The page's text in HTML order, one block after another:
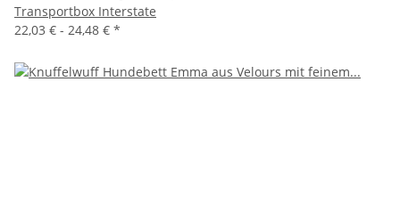
Transportbox Interstate
22,03 € - 24,48 € *